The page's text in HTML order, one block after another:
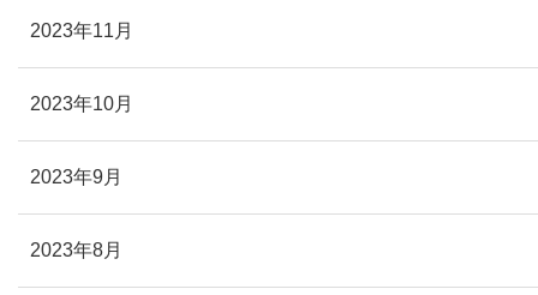
2023年11月
2023年10月
2023年9月
2023年8月